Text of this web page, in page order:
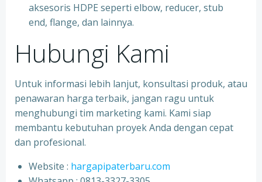
aksesoris HDPE seperti elbow, reducer, stub
end, flange, dan lainnya.
Hubungi Kami
Untuk informasi lebih lanjut, konsultasi produk, atau
penawaran harga terbaik, jangan ragu untuk
menghubungi tim marketing kami. Kami siap
membantu kebutuhan proyek Anda dengan cepat
dan profesional.
Website : hargapipaterbaru.com